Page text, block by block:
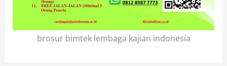
brosur bimtek lembaga kajian indonesia